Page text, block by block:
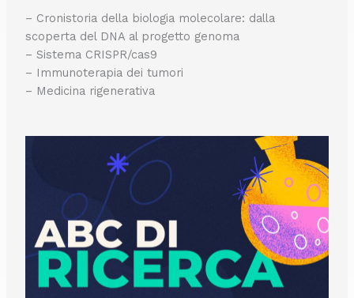
– Cronistoria della biologia molecolare: dalla
scoperta del DNA al progetto genoma
– Sistema CRISPR/cas9
– Immunoterapia dei tumori
– Medicina rigenerativa